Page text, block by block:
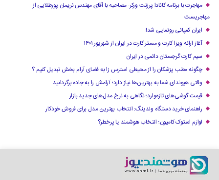
مهاجرت با برنامه کانادا پرزنت ورکر: مصاحبه با آقای مهندس نریمان پورطلایی از
مهاجریست
ایران کمپانی رونمایی شد!
آغاز ارائه ویزا کارت و مستر کارت در ایران از شهریور ۱۴۰۱
سیم کارت گرجستان دائمی در ایران
چگونه مطب پزشکان را از محیطی استرس زا به فضای آرام بخش تبدیل کنیم ؟
وقتی هیوندای شما به بهترین‌ها نیاز دارد؛ آرامش را به جاده برگردانید
قیمت گوشی‌های تازه‌وارد؛ نگاهی به نرخ مدل‌های جدید بازار
راهنمای خرید دستگاه وندینگ: انتخاب بهترین مدل برای فروش خودکار
لوازم استوک کامیون؛ انتخاب هوشمند یا پرخطر؟